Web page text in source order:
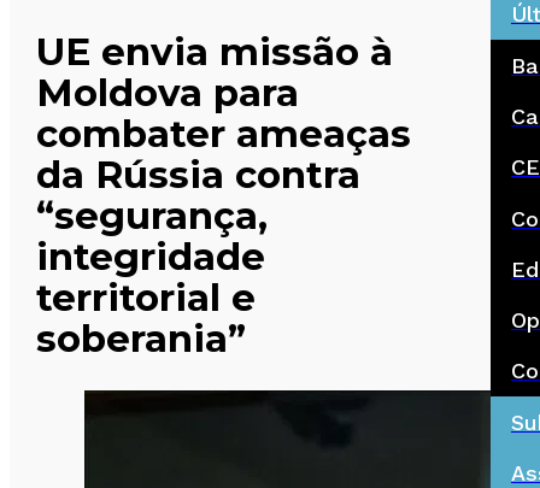
UE envia missão à
Moldova para
combater ameaças
da Rússia contra
“segurança,
integridade
territorial e
soberania”